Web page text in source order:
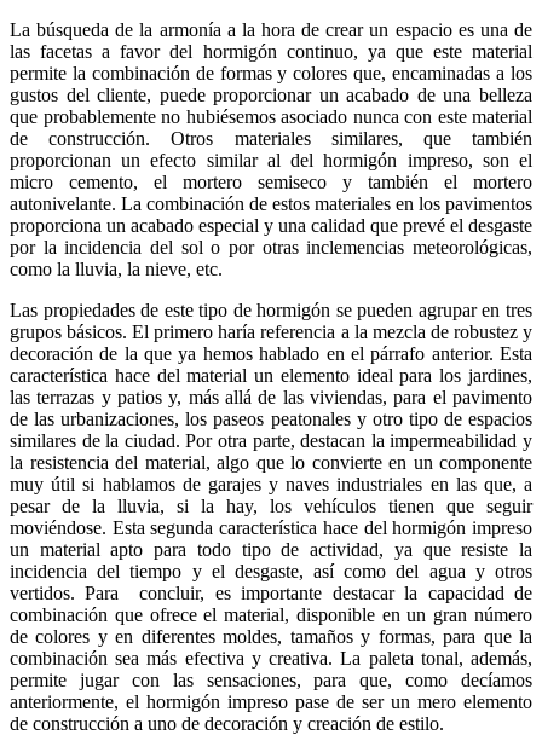
La búsqueda de la armonía a la hora de crear un espacio es una de
las facetas a favor del hormigón continuo, ya que este material
permite la combinación de formas y colores que, encaminadas a los
gustos del cliente, puede proporcionar un acabado de una belleza
que probablemente no hubiésemos asociado nunca con este material
de construcción. Otros materiales similares, que también
proporcionan un efecto similar al del hormigón impreso, son el
micro cemento, el mortero semiseco y también el mortero
autonivelante. La combinación de estos materiales en los pavimentos
proporciona un acabado especial y una calidad que prevé el desgaste
por la incidencia del sol o por otras inclemencias meteorológicas,
como la lluvia, la nieve, etc.
Las propiedades de este tipo de hormigón se pueden agrupar en tres
grupos básicos. El primero haría referencia a la mezcla de robustez y
decoración de la que ya hemos hablado en el párrafo anterior. Esta
característica hace del material un elemento ideal para los jardines,
las terrazas y patios y, más allá de las viviendas, para el pavimento
de las urbanizaciones, los paseos peatonales y otro tipo de espacios
similares de la ciudad. Por otra parte, destacan la impermeabilidad y
la resistencia del material, algo que lo convierte en un componente
muy útil si hablamos de garajes y naves industriales en las que, a
pesar de la lluvia, si la hay, los vehículos tienen que seguir
moviéndose. Esta segunda característica hace del hormigón impreso
un material apto para todo tipo de actividad, ya que resiste la
incidencia del tiempo y el desgaste, así como del agua y otros
vertidos. Para concluir, es importante destacar la capacidad de
combinación que ofrece el material, disponible en un gran número
de colores y en diferentes moldes, tamaños y formas, para que la
combinación sea más efectiva y creativa. La paleta tonal, además,
permite jugar con las sensaciones, para que, como decíamos
anteriormente, el hormigón impreso pase de ser un mero elemento
de construcción a uno de decoración y creación de estilo.